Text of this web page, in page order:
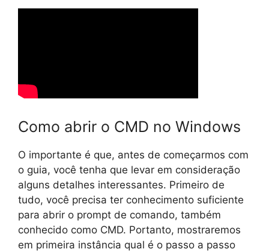
Como abrir o CMD no Windows
O importante é que, antes de começarmos com
o guia, você tenha que levar em consideração
alguns detalhes interessantes. Primeiro de
tudo, você precisa ter conhecimento suficiente
para abrir o prompt de comando, também
conhecido como CMD. Portanto, mostraremos
em primeira instância qual é o passo a passo